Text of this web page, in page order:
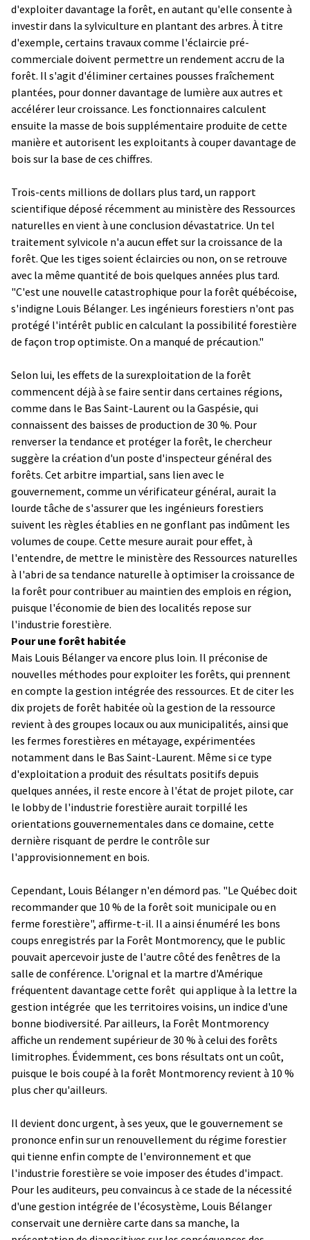
d'exploiter davantage la forêt, en autant qu'elle consente à
investir dans la sylviculture en plantant des arbres. À titre
d'exemple, certains travaux comme l'éclaircie pré-
commerciale doivent permettre un rendement accru de la
forêt. Il s'agit d'éliminer certaines pousses fraîchement
plantées, pour donner davantage de lumière aux autres et
accélérer leur croissance. Les fonctionnaires calculent
ensuite la masse de bois supplémentaire produite de cette
manière et autorisent les exploitants à couper davantage de
bois sur la base de ces chiffres.
Trois-cents millions de dollars plus tard, un rapport
scientifique déposé récemment au ministère des Ressources
naturelles en vient à une conclusion dévastatrice. Un tel
traitement sylvicole n'a aucun effet sur la croissance de la
forêt. Que les tiges soient éclaircies ou non, on se retrouve
avec la même quantité de bois quelques années plus tard.
"C'est une nouvelle catastrophique pour la forêt québécoise,
s'indigne Louis Bélanger. Les ingénieurs forestiers n'ont pas
protégé l'intérêt public en calculant la possibilité forestière
de façon trop optimiste. On a manqué de précaution."
Selon lui, les effets de la surexploitation de la forêt
commencent déjà à se faire sentir dans certaines régions,
comme dans le Bas Saint-Laurent ou la Gaspésie, qui
connaissent des baisses de production de 30 %. Pour
renverser la tendance et protéger la forêt, le chercheur
suggère la création d'un poste d'inspecteur général des
forêts. Cet arbitre impartial, sans lien avec le
gouvernement, comme un vérificateur général, aurait la
lourde tâche de s'assurer que les ingénieurs forestiers
suivent les règles établies en ne gonflant pas indûment les
volumes de coupe. Cette mesure aurait pour effet, à
l'entendre, de mettre le ministère des Ressources naturelles
à l'abri de sa tendance naturelle à optimiser la croissance de
la forêt pour contribuer au maintien des emplois en région,
puisque l'économie de bien des localités repose sur
l'industrie forestière.
Pour une forêt habitée
Mais Louis Bélanger va encore plus loin. Il préconise de
nouvelles méthodes pour exploiter les forêts, qui prennent
en compte la gestion intégrée des ressources. Et de citer les
dix projets de forêt habitée où la gestion de la ressource
revient à des groupes locaux ou aux municipalités, ainsi que
les fermes forestières en métayage, expérimentées
notamment dans le Bas Saint-Laurent. Même si ce type
d'exploitation a produit des résultats positifs depuis
quelques années, il reste encore à l'état de projet pilote, car
le lobby de l'industrie forestière aurait torpillé les
orientations gouvernementales dans ce domaine, cette
dernière risquant de perdre le contrôle sur
l'approvisionnement en bois.
Cependant, Louis Bélanger n'en démord pas. "Le Québec doit
recommander que 10 % de la forêt soit municipale ou en
ferme forestière", affirme-t-il. Il a ainsi énuméré les bons
coups enregistrés par la Forêt Montmorency, que le public
pouvait apercevoir juste de l'autre côté des fenêtres de la
salle de conférence. L'orignal et la martre d'Amérique
fréquentent davantage cette forêt ­ qui applique à la lettre la
gestion intégrée ­ que les territoires voisins, un indice d'une
bonne biodiversité. Par ailleurs, la Forêt Montmorency
affiche un rendement supérieur de 30 % à celui des forêts
limitrophes. Évidemment, ces bons résultats ont un coût,
puisque le bois coupé à la forêt Montmorency revient à 10 %
plus cher qu'ailleurs.
Il devient donc urgent, à ses yeux, que le gouvernement se
prononce enfin sur un renouvellement du régime forestier
qui tienne enfin compte de l'environnement et que
l'industrie forestière se voie imposer des études d'impact.
Pour les auditeurs, peu convaincus à ce stade de la nécessité
d'une gestion intégrée de l'écosystème, Louis Bélanger
conservait une dernière carte dans sa manche, la